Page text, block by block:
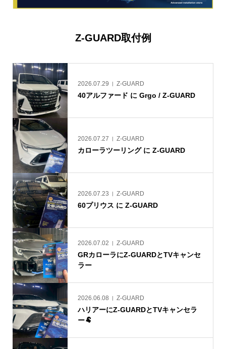
Z-GUARD取付例
2026.07.29 Z-GUARD
40アルファード に Grgo / Z-GUARD
2026.07.27 Z-GUARD
カローラツーリング に Z-GUARD
2026.07.23 Z-GUARD
60プリウス に Z-GUARD
2026.07.02 Z-GUARD
GRカローラにZ-GUARDとTVキャンセ
ラー
2026.06.08 Z-GUARD
ハリアーにZ-GUARDとTVキャンセラ
ー🐏